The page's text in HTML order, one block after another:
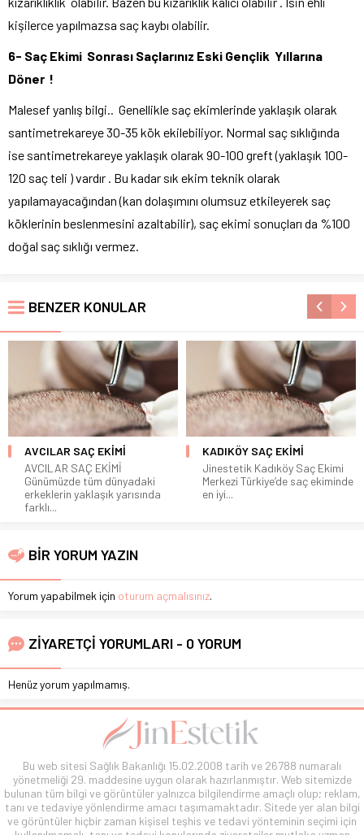
kişilerce yapılmazsa saç kaybı olabilir.
6- Saç Ekimi Sonrası Saçlarınız Eski Gençlik Yıllarına
Döner !
Malesef yanlış bilgi.. Genellikle saç ekimlerinde yaklaşık olarak
santimetrekareye 30-35 kök ekilebiliyor. Normal saç sıklığında
ise santimetrekareye yaklaşık olarak 90-100 greft (yaklaşık 100-
120 saç teli ) vardır . Bu kadar sık ekim teknik olarak
yapılamayacağından (kan dolaşımını olumsuz etkileyerek saç
köklerinin beslenmesini azaltabilir), saç ekimi sonuçları da %100
doğal saç sıklığı vermez.
BENZER KONULAR
AVCILAR SAÇ EKİMİ
AVCILAR SAÇ EKİMİ
Günümüzde tüm dünyadaki
erkeklerin yaklaşık yarısında
farklı...
KADIKÖY SAÇ EKİMİ
Jinestetik Kadıköy Saç Ekimi
Merkezi Türkiye’de saç ekiminde
en iyi...
BİR YORUM YAZIN
Yorum yapabilmek için oturum açmalısınız.
ZİYARETÇİ YORUMLARI - 0 YORUM
Henüz yorum yapılmamış.
Bu web sitesi Sağlık Bakanlığı 15.02.2008 tarih ve 26788 numaralı
yönetmeliği 29. maddesine uygun olarak hazırlanmıştır. Web sitemizde
bulunan tüm bilgi ve görüntüler yalnızca bilgilendirme amaçlı olup; reklam,
tanı ve tedaviye yönlendirme amacı taşımamaktadır. Sitede yer alan bilgi
ve görüntüler hiçbir zaman kişisel teşhis ve tedavi yönteminin seçimi için